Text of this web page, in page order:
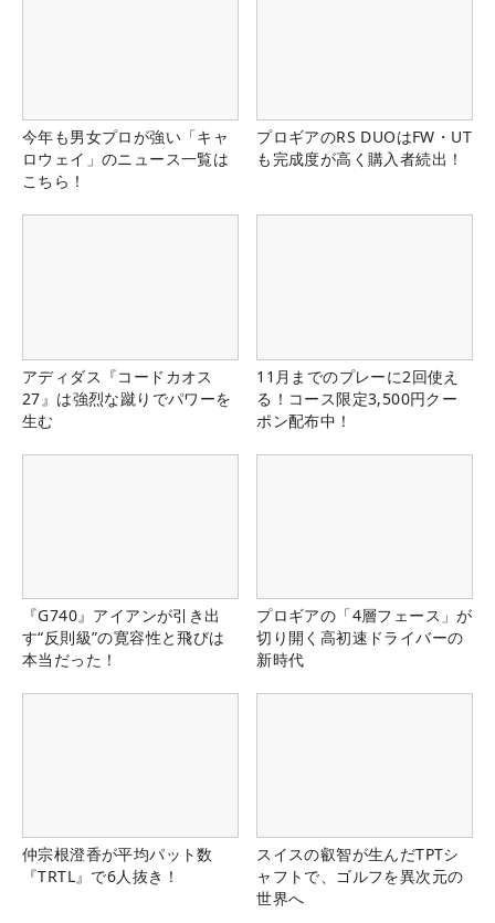
今年も男女プロが強い「キャ
ロウェイ」のニュース一覧は
こちら！
プロギアのRS DUOはFW・UT
も完成度が高く購入者続出！
アディダス『コードカオス
27』は強烈な蹴りでパワーを
生む
11月までのプレーに2回使え
る！コース限定3,500円クー
ポン配布中！
『G740』アイアンが引き出
す“反則級”の寛容性と飛びは
本当だった！
プロギアの「4層フェース」が
切り開く高初速ドライバーの
新時代
仲宗根澄香が平均パット数
『TRTL』で6人抜き！
スイスの叡智が生んだTPTシ
ャフトで、ゴルフを異次元の
世界へ